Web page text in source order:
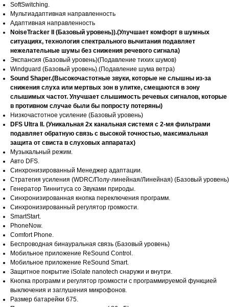
SoftSwitching.
Мультиадаптивная направленность
Адаптивная направленность
NoiseTracker II (Базовый уровень)).(Улучшает комфорт в шумных
ситуациях, технология спектрального вычитания подавляет
нежелательные шумы без снижения речевого сигнала)
Экспансия (Базовый уровень)(Подавление тихих шумов)
Windguard (Базовый уровень).(Подавление шума ветра)
Sound Shaper.(Высокочастотные звуки, которые не слышны из-за
снижения слуха или мертвых зон в улитке, смещаются в зону
слышимых частот. Улучшает слышимость речевых сигналов, которые
в противном случае были бы попросту потеряны)
Низкочастотное усиление (Базовый уровень)
DFS Ultra II. (Уникальная 2х канальная системя с 2-мя фильтрами
подавляет обратную связь с высокой точностью, максимальная
защита от свиста в слуховых аппаратах)
Музыкальный режим.
Авто DFS.
Синхронизированный Менеджер адаптации.
Стратегия усиления (WDRC/Полу-линейная/Линейная) (Базовый уровень)
Генератор Тиннитуса со Звуками природы.
Синхронизированная кнопка переключения программ.
Синхронизированный регулятор громкости.
SmartStart.
PhoneNow.
Comfort Phone.
Беспроводная бинауральная связь (Базовый уровень)
Мобильное приложение ReSound Control.
Мобильное приложение ReSound Smart.
Защитное покрытие iSolate nanotech снаружи и внутри.
Кнопка программ и регулятор громкости с программируемой функцией
выключения и заглушения микрофонов.
Размер батарейки 675.